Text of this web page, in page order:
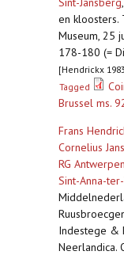
en kloosters.
Museum, 25
178-180 (=
[Hendrickx
Tagged
Brussel ms.
Frans
Cornelius
RG
Sint-Anna-
Indestege &
Neerlandica.